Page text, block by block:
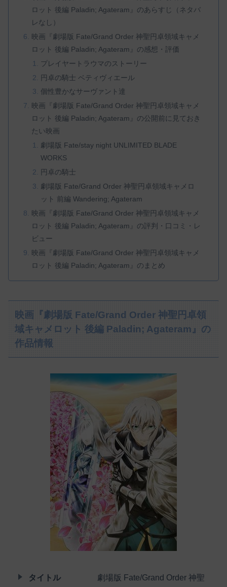
ロット 後編 Paladin; Agateram』のあらすじ（ネタバ
レなし）
映画『劇場版 Fate/Grand Order 神聖円卓領域キャメ
ロット 後編 Paladin; Agateram』の感想・評価
プレイヤートラウマのストーリー
円卓の騎士 ベティヴィエール
個性豊かなサーヴァント達
映画『劇場版 Fate/Grand Order 神聖円卓領域キャメ
ロット 後編 Paladin; Agateram』の公開前に見ておき
たい映画
劇場版 Fate/stay night UNLIMITED BLADE
WORKS
円卓の騎士
劇場版 Fate/Grand Order 神聖円卓領域キャメロ
ット 前編 Wandering; Agateram
映画『劇場版 Fate/Grand Order 神聖円卓領域キャメ
ロット 後編 Paladin; Agateram』の評判・口コミ・レ
ビュー
映画『劇場版 Fate/Grand Order 神聖円卓領域キャメ
ロット 後編 Paladin; Agateram』のまとめ
映画『劇場版 Fate/Grand Order 神聖円卓領
域キャメロット 後編 Paladin; Agateram』の
作品情報
タイトル
劇場版 Fate/Grand Order 神聖